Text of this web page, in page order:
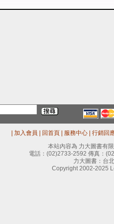
加入會員 回首頁 服務中心
行銷回
本站內容為 力大圖書有
電話： (02)2733-2592 傳真：
力大圖書：台
Copyright 2002-2025